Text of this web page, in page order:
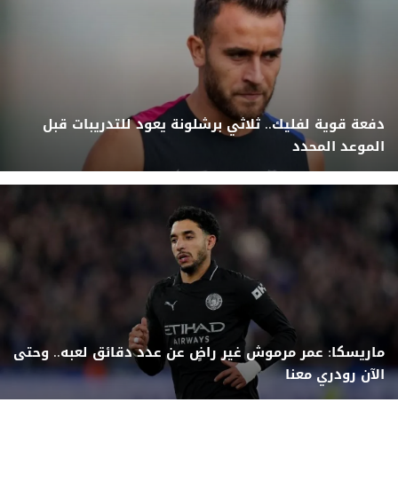
دفعة قوية لفليك.. ثلاثي برشلونة يعود للتدريبات قبل
الموعد المحدد
ماريسكا: عمر مرموش غير راضٍ عن عدد دقائق لعبه.. وحتى
الآن رودري معنا